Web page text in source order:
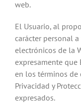
web.
El Usuario, al
carácter personal
electrónicos de la
expresamente que
en los términos de
Privacidad y
expresados.